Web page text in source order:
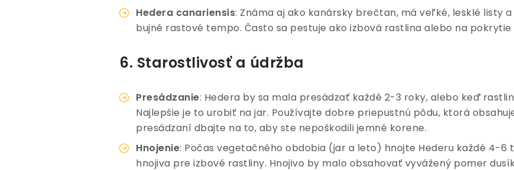
Hedera canariensis: Známa aj ako kanársky brečtan, má veľké, lesklé listy
bujné rastové tempo. Často sa pestuje ako izbová rastlina alebo na
6. Starostlivosť a údržba
Presádzanie: Hedera by sa mala presádzať každé 2-3 roky, alebo keď
Najlepšie je to urobiť na jar. Používajte dobre priepustnú pôdu, ktorá
presádzaní dbajte na to, aby ste nepoškodili jemné korene.
Hnojenie: Počas vegetačného obdobia (jar a leto) hnojte Hederu každé 4-6
hnojiva pre izbové rastliny. Hnojivo by malo obsahovať vyvážený pomer